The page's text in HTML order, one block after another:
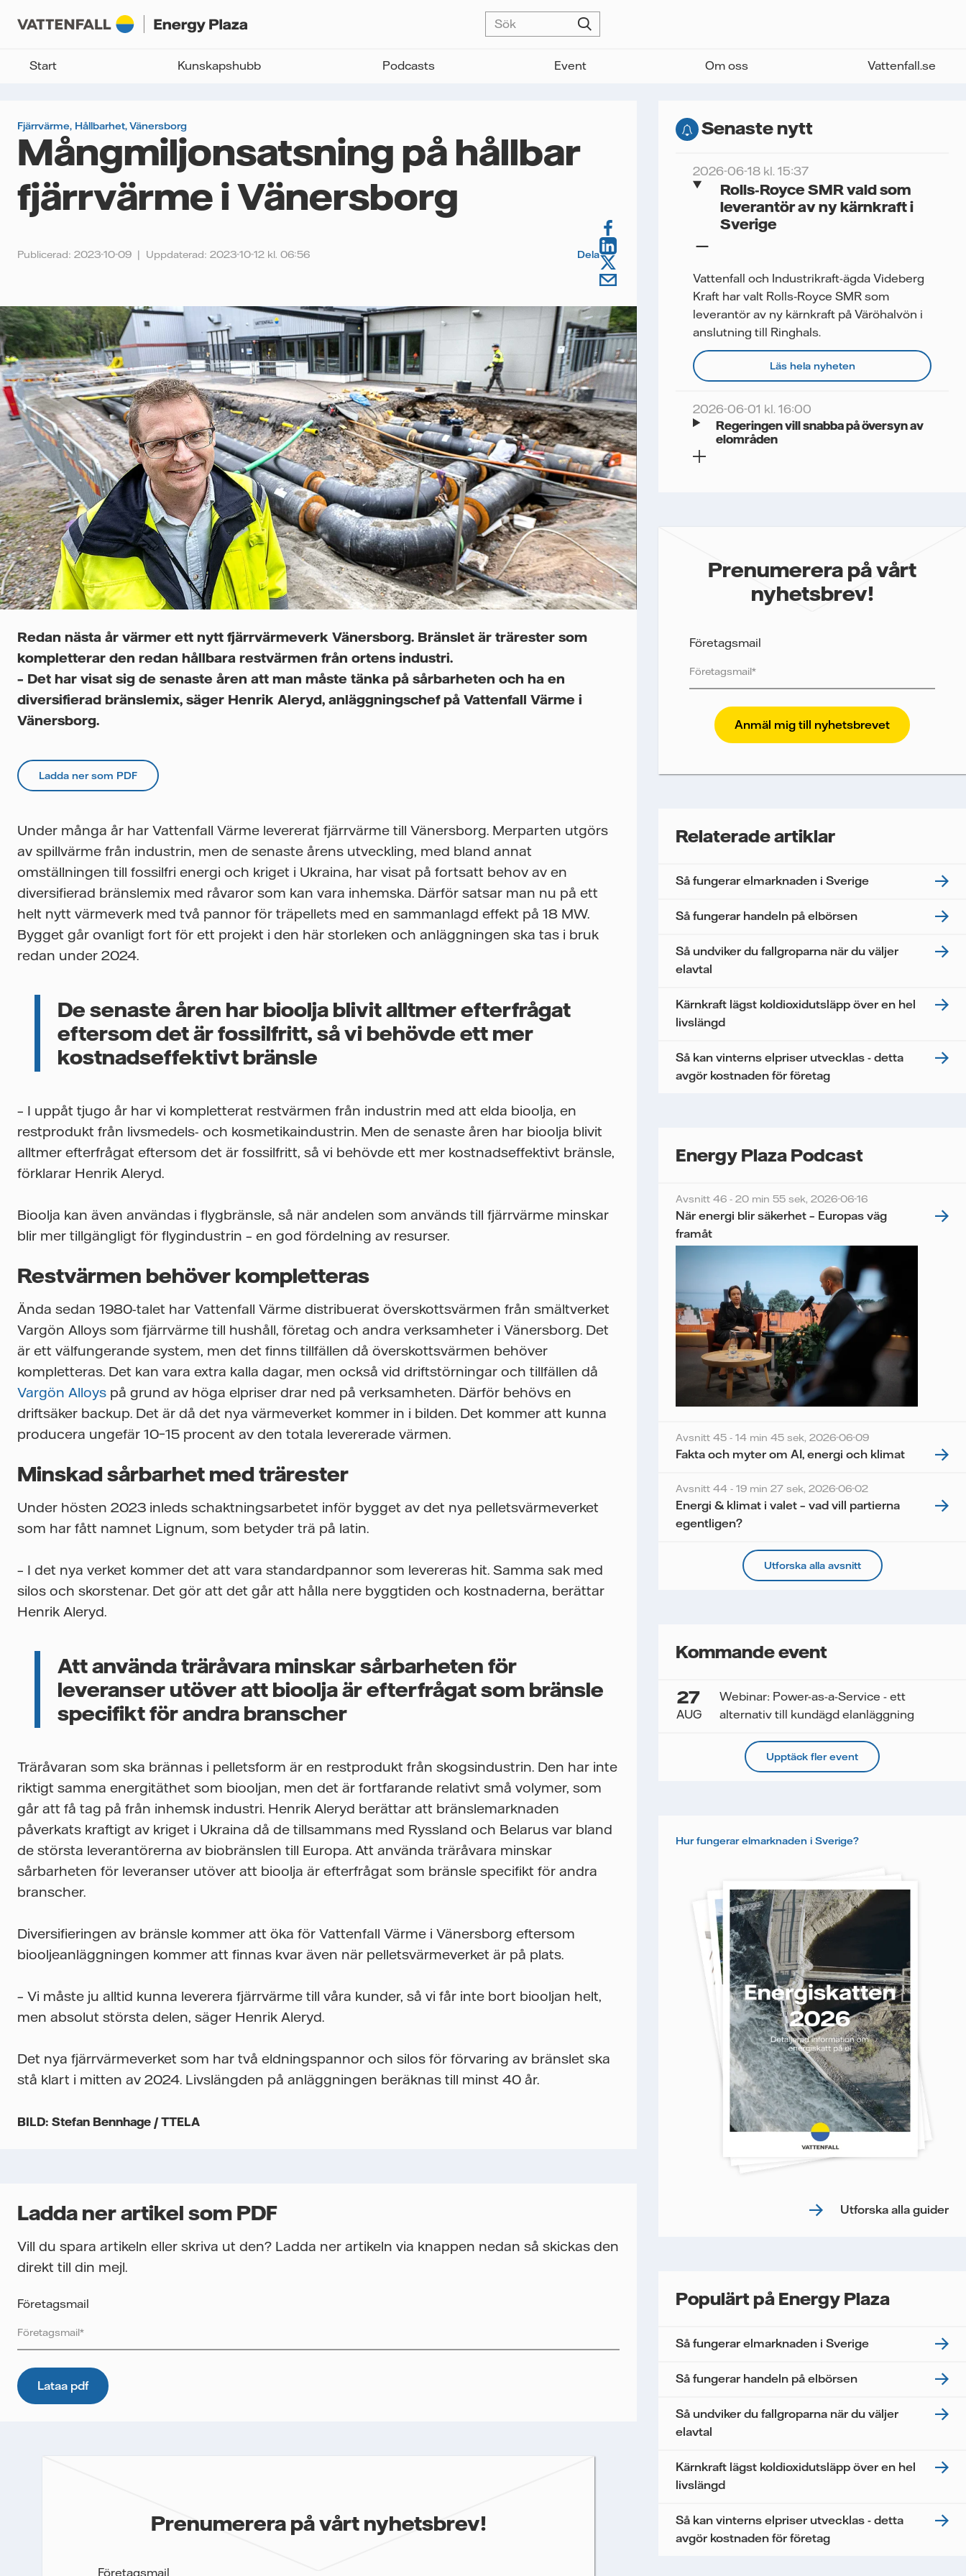
Start Kunskapshubb Podcasts Event Om oss Vattenfall.se
Fjärrvärme, Hållbarhet,Vänersborg
Mångmiljonsatsning på hållbar
fjärrvärme i Vänersborg
Publicerad: 2023-10-09 Uppdaterad: 2023-10-12 kl. 06:56 Dela
Redan nästa år värmer ett nytt fjärrvärmeverk Vänersborg. Bränslet är trärester som
kompletterar den redan hållbara restvärmen från ortens industri.
– Det har visat sig de senaste åren att man måste tänka på sårbarheten och ha en
diversifierad bränslemix, säger Henrik Aleryd, anläggningschef på Vattenfall Värme i
Vänersborg.
Ladda ner som PDF
Under många år har Vattenfall Värme levererat fjärrvärme till Vänersborg. Merparten utgörs
av spillvärme från industrin, men de senaste årens utveckling, med bland annat
omställningen till fossilfri energi och kriget i Ukraina, har visat på fortsatt behov av en
diversifierad bränslemix med råvaror som kan vara inhemska. Därför satsar man nu på ett
helt nytt värmeverk med två pannor för träpellets med en sammanlagd effekt på 18 MW.
Bygget går ovanligt fort för ett projekt i den här storleken och anläggningen ska tas i bruk
redan under 2024.
De senaste åren har bioolja blivit alltmer efterfrågat
eftersom det är fossilfritt, så vi behövde ett mer
kostnadseffektivt bränsle
– I uppåt tjugo år har vi kompletterat restvärmen från industrin med att elda bioolja, en
restprodukt från livsmedels- och kosmetikaindustrin. Men de senaste åren har bioolja blivit
alltmer efterfrågat eftersom det är fossilfritt, så vi behövde ett mer kostnadseffektivt bränsle,
förklarar Henrik Aleryd.
Bioolja kan även användas i flygbränsle, så när andelen som används till fjärrvärme minskar
blir mer tillgängligt för flygindustrin – en god fördelning av resurser.
Restvärmen behöver kompletteras
Ända sedan 1980-talet har Vattenfall Värme distribuerat överskottsvärmen från smältverket
Vargön Alloys som fjärrvärme till hushåll, företag och andra verksamheter i Vänersborg. Det
är ett välfungerande system, men det finns tillfällen då överskottsvärmen behöver
kompletteras. Det kan vara extra kalla dagar, men också vid driftstörningar och tillfällen då
Vargön Alloys på grund av höga elpriser drar ned på verksamheten. Därför behövs en
driftsäker backup. Det är då det nya värmeverket kommer in i bilden. Det kommer att kunna
producera ungefär 10–15 procent av den totala levererade värmen.
Minskad sårbarhet med trärester
Under hösten 2023 inleds schaktningsarbetet inför bygget av det nya pelletsvärmeverket
som har fått namnet Lignum, som betyder trä på latin.
– I det nya verket kommer det att vara standardpannor som levereras hit. Samma sak med
silos och skorstenar. Det gör att det går att hålla nere byggtiden och kostnaderna, berättar
Henrik Aleryd.
Att använda träråvara minskar sårbarheten för
leveranser utöver att bioolja är efterfrågat som bränsle
specifikt för andra branscher
Träråvaran som ska brännas i pelletsform är en restprodukt från skogsindustrin. Den har inte
riktigt samma energitäthet som biooljan, men det är fortfarande relativt små volymer, som
går att få tag på från inhemsk industri. Henrik Aleryd berättar att bränslemarknaden
påverkats kraftigt av kriget i Ukraina då de tillsammans med Ryssland och Belarus var bland
de största leverantörerna av biobränslen till Europa. Att använda träråvara minskar
sårbarheten för leveranser utöver att bioolja är efterfrågat som bränsle specifikt för andra
branscher.
Diversifieringen av bränsle kommer att öka för Vattenfall Värme i Vänersborg eftersom
biooljeanläggningen kommer att finnas kvar även när pelletsvärmeverket är på plats.
– Vi måste ju alltid kunna leverera fjärrvärme till våra kunder, så vi får inte bort biooljan helt,
men absolut största delen, säger Henrik Aleryd.
Det nya fjärrvärmeverket som har två eldningspannor och silos för förvaring av bränslet ska
stå klart i mitten av 2024. Livslängden på anläggningen beräknas till minst 40 år.
BILD: Stefan Bennhage / TTELA
Ladda ner artikel som PDF
Vill du spara artikeln eller skriva ut den? Ladda ner artikeln via knappen nedan så skickas den
direkt till din mejl.
Företagsmail
Vattenfall skyddar och respekterar din integritet. För att Vattenfalls storföretagsförsäljning ska kunna skicka det önskade
innehållet till dig, samt för att i framtiden kunna skicka ytterligare information som kan vara relevant för dig, behöver vi dina
uppgifter. E-postmeddelanden spåras för att mäta utskickens prestanda som öppnings- och klickfrekvens. Dina uppgifter
Prenumerera på vårt nyhetsbrev!
Företagsmail
Senaste nytt
2026-06-18 kl. 15:37
Rolls‑Royce SMR vald som
leverantör av ny kärnkraft i
Sverige
Vattenfall och Industrikraft-ägda Videberg
Kraft har valt Rolls‑Royce SMR som
leverantör av ny kärnkraft på Väröhalvön i
anslutning till Ringhals.
Läs hela nyheten
2026-06-01 kl. 16:00
Regeringen vill snabba på översyn av
elområden
Prenumerera på vårt
nyhetsbrev!
Företagsmail
Vattenfall skyddar och respekterar din integritet.
För att Vattenfalls storföretagsförsäljning ska
kunna skicka nyhetsbrevet till dig, behöver vi dina
mäta och analysera deras prestanda, inklusive
delas med tredje part, och du kan när som helst
Vattenfall behandlar dina personuppgifter.
Jag samtycker till att Vattenfall behandlar mina
nyhetsbrevet.*
Relaterade artiklar
Så fungerar elmarknaden i Sverige
Så fungerar handeln på elbörsen
Så undviker du fallgroparna när du väljer
elavtal
Kärnkraft lägst koldioxidutsläpp över en hel
livslängd
Så kan vinterns elpriser utvecklas - detta
avgör kostnaden för företag
Energy Plaza Podcast
Avsnitt 46 - 20 min 55 sek, 2026-06-16
När energi blir säkerhet – Europas väg
framåt
Avsnitt 45 - 14 min 45 sek, 2026-06-09
Fakta och myter om AI, energi och klimat
Avsnitt 44 - 19 min 27 sek, 2026-06-02
Energi & klimat i valet – vad vill partierna
egentligen?
Utforska alla avsnitt
Kommande event
27
AUG
Webinar: Power-as-a-Service - ett
alternativ till kundägd elanläggning
Upptäck fler event
Hur fungerar elmarknaden i Sverige?
Utforska alla guider
Populärt på Energy Plaza
Så fungerar elmarknaden i Sverige
Så fungerar handeln på elbörsen
Så undviker du fallgroparna när du väljer
elavtal
Kärnkraft lägst koldioxidutsläpp över en hel
livslängd
Så kan vinterns elpriser utvecklas - detta
avgör kostnaden för företag